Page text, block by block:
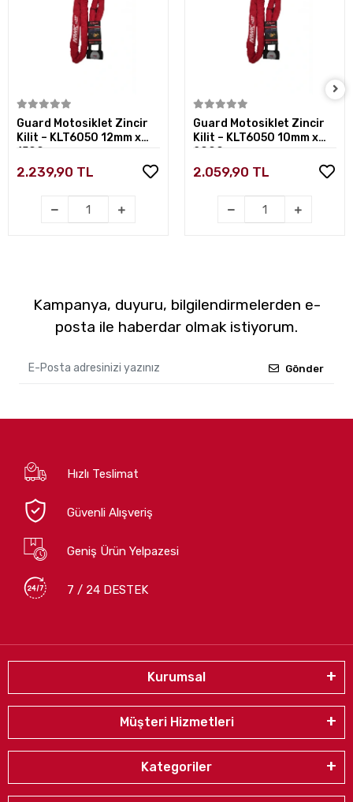
Sepete Ekle
Guard Motosiklet Zincir
Kilit – KLT6050 12mm x
1500mm
2.239,90 TL
Sepete Ekle
Guard Motosiklet Zincir
Kilit – KLT6050 10mm x
2000mm
2.059,90 TL
Kampanya, duyuru, bilgilendirmelerden e-
posta ile haberdar olmak istiyorum.
Gönder
Hızlı Teslimat
Güvenli Alışveriş
Geniş Ürün Yelpazesi
7 / 24 DESTEK
Kurumsal
Müşteri Hizmetleri
Kategoriler